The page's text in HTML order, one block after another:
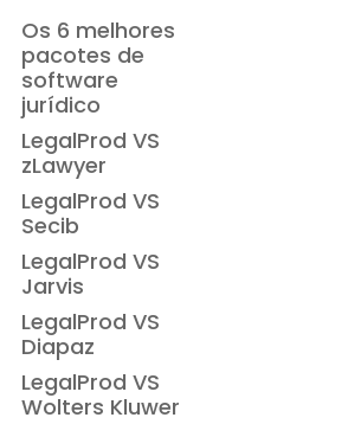
Os 6 melhores
pacotes de
software
jurídico
LegalProd VS
zLawyer
LegalProd VS
Secib
LegalProd VS
Jarvis
LegalProd VS
Diapaz
LegalProd VS
Wolters Kluwer